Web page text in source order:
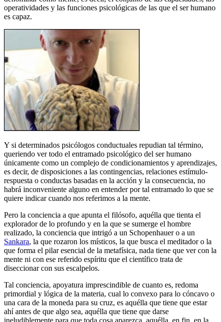
operatividades y las funciones psicológicas de las que el ser humano
es capaz.
Y si determinados psicólogos conductuales repudian tal término,
queriendo ver todo el entramado psicológico del ser humano
únicamente como un complejo de condicionamientos y aprendizajes,
es decir, de disposiciones a las contingencias, relaciones estímulo-
respuesta o conductas basadas en la acción y la consecuencia, no
habrá inconveniente alguno en entender por tal entramado lo que se
quiere indicar cuando nos referimos a la mente.
Pero la conciencia a que apunta el filósofo, aquélla que tienta el
explorador de lo profundo y en la que se sumerge el hombre
realizado, la conciencia que intrigó a un Schopenhauer o a un
Sankara, la que rozaron los místicos, la que busca el meditador o la
que forma el pilar esencial de la metafísica, nada tiene que ver con la
mente ni con ese referido espíritu que el científico trata de
diseccionar con sus escalpelos.
Tal conciencia, apoyatura imprescindible de cuanto es, redoma
primordial y lógica de la materia, cual lo convexo para lo cóncavo o
una cara de la moneda para su cruz, es aquélla que tiene que estar
ahí antes de que algo sea, aquélla que tiene que darse
ineludiblemente para que toda cosa aparezca, aquélla, en fin, en la